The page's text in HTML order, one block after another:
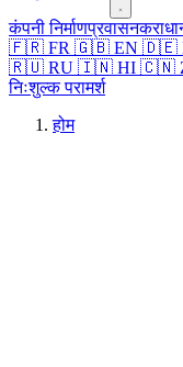
कंपनी निर्माणप्रवासन
🇫🇷 FR 🇬🇧 EN 🇩🇪
🇷🇺 RU 🇮🇳 HI 🇨🇳
निःशुल्क परामर्श
होम